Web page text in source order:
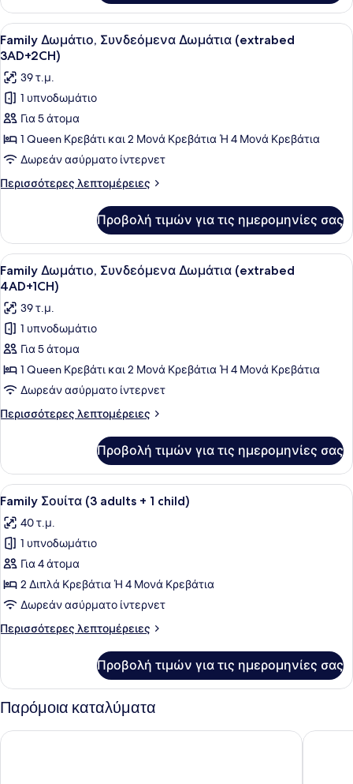
Δωμάτιο,
Συνδεόμενα
Δωμάτια
(3AD+1CH)
Προβολή
όλων
των
φωτογραφιών
για
Family
Δωμάτιο,
Συνδεόμενα
Δωμάτια
(extrabed
Ένα δωμάτιο ξενοδοχείου με ένα
6
Family Δωμάτιο, Συνδεόμενα Δωμάτια (extrabed
3AD+2CH)
39 τ.μ.
1 υπνοδωμάτιο
Για 5 άτομα
1 Queen Κρεβάτι και 2 Μονά Κρεβάτια Ή 4 Μονά Κρεβάτια
Δωρεάν ασύρματο ίντερνετ
Περισσότερες λεπτομέρειες
Περισσότερες
Δωμάτιο,
Συνδεόμενα
Δωμάτια
(extrabed
Προβολή τιμών για τις ημερομηνίες σας
Προβολή
όλων
των
φωτογραφιών
για
Family
Δωμάτιο,
Συνδεόμενα
Δωμάτια
(extrabed
Ένα δωμάτιο ξενοδοχείου με ένα
6
Family Δωμάτιο, Συνδεόμενα Δωμάτια (extrabed
4AD+1CH)
39 τ.μ.
1 υπνοδωμάτιο
Για 5 άτομα
1 Queen Κρεβάτι και 2 Μονά Κρεβάτια Ή 4 Μονά Κρεβάτια
Δωρεάν ασύρματο ίντερνετ
Περισσότερες λεπτομέρειες
Περισσότερες
Δωμάτιο,
Συνδεόμενα
Δωμάτια
(extrabed
4AD+1CH)
Προβολή τιμών για τις ημερομηνίες σας
Προβολή
όλων
των
φωτογραφιών
για
Family
Σουίτα
adults
child)
Ένα δωμάτιο ξενοδοχείου με ένα
8
Family Σουίτα (3 adults + 1 child)
40 τ.μ.
1 υπνοδωμάτιο
Για 4 άτομα
2 Διπλά Κρεβάτια Ή 4 Μονά Κρεβάτια
Δωρεάν ασύρματο ίντερνετ
Περισσότερες λεπτομέρειες
Περισσότερες
Σουίτα
adults
1
Προβολή τιμών για τις ημερομηνίες σας
Παρόμοια καταλύματα
Novotel Nice Centre Vieux Nice Nice